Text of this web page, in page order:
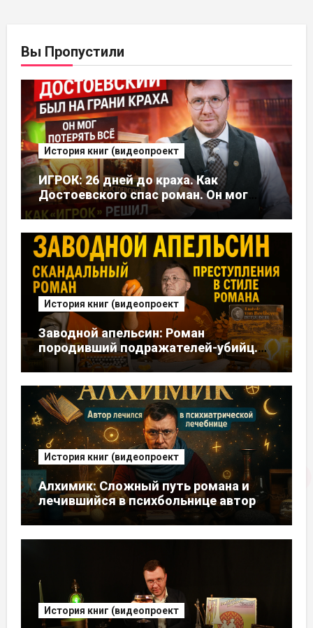
Вы Пропустили
История книг (видеопроект
ИГРОК: 26 дней до краха. Как
Достоевского спас роман. Он мог
потерять все, но это стало его
судьбой
История книг (видеопроект
Заводной апельсин: Роман
породивший подражателей-убийц.
Автор писал его, думая, что умирает
История книг (видеопроект
Алхимик: Сложный путь романа и
лечившийся в психбольнице автор
История книг (видеопроект